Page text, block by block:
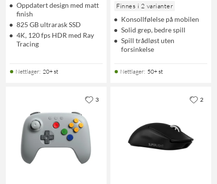
Oppdatert design med matt
finish
825 GB ultrarask SSD
4K, 120 fps HDR med Ray
Tracing
Nettlager: 20+ st
Finnes i 2 varianter
Konsollfølelse på mobilen
Solid grep, bedre spill
Spill trådløst uten
forsinkelse
Nettlager: 50+ st
3 2